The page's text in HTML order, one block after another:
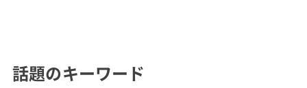
話題のキーワード